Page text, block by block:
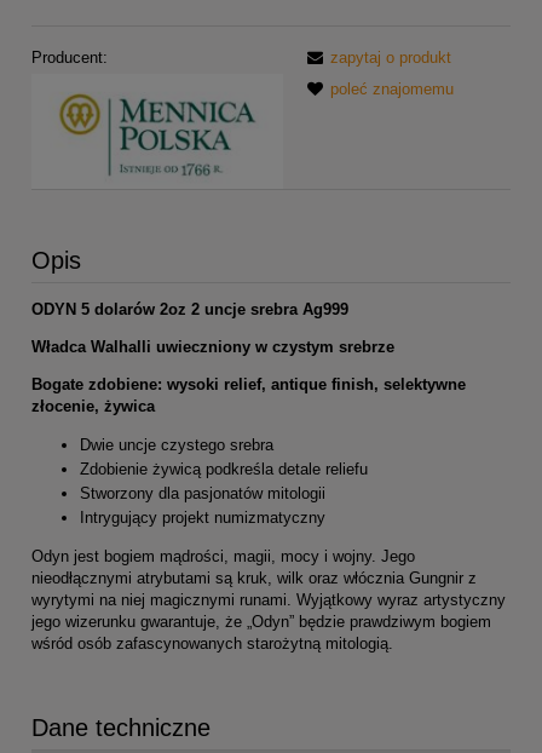
Producent:
zapytaj o produkt
poleć znajomemu
Opis
ODYN 5 dolarów 2oz 2 uncje srebra Ag999
Władca Walhalli uwieczniony w czystym srebrze
Bogate zdobiene: wysoki relief, antique finish, selektywne
złocenie, żywica
Dwie uncje czystego srebra
Zdobienie żywicą podkreśla detale reliefu
Stworzony dla pasjonatów mitologii
Intrygujący projekt numizmatyczny
Odyn jest bogiem mądrości, magii, mocy i wojny. Jego
nieodłącznymi atrybutami są kruk, wilk oraz włócznia Gungnir z
wyrytymi na niej magicznymi runami. Wyjątkowy wyraz artystyczny
jego wizerunku gwarantuje, że „Odyn” będzie prawdziwym bogiem
wśród osób zafascynowanych starożytną mitologią.
Dane techniczne